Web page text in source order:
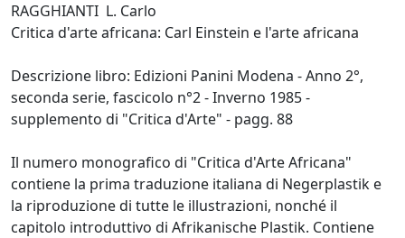
RAGGHIANTI L. Carlo
Critica d'arte africana: Carl Einstein e l'arte africana
Descrizione libro: Edizioni Panini Modena - Anno 2°,
seconda serie, fascicolo n°2 - Inverno 1985 -
supplemento di "Critica d'Arte" - pagg. 88
Il numero monografico di "Critica d'Arte Africana"
contiene la prima traduzione italiana di Negerplastik e
la riproduzione di tutte le illustrazioni, nonché il
capitolo introduttivo di Afrikanische Plastik. Contiene